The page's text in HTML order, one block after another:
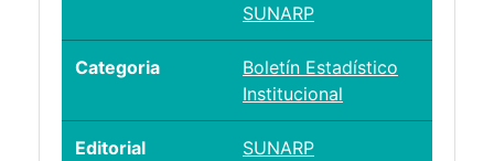
SUNARP
Categoria
Boletín Estadístico
Institucional
Editorial SUNARP